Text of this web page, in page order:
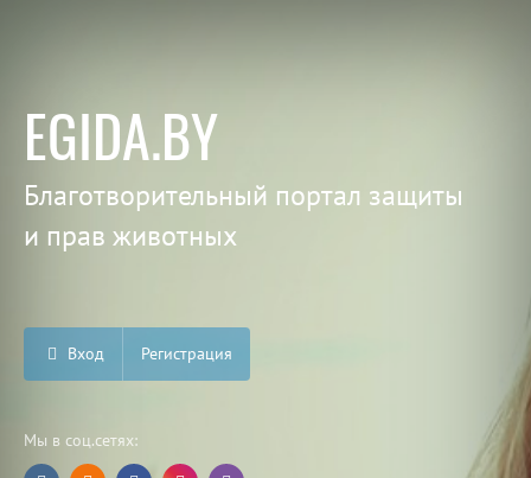
EGIDA.BY
Благотворительный портал защиты
и прав животных
Вход Регистрация
Мы в соц.сетях: